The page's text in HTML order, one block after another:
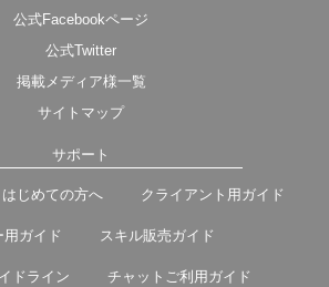
公式Facebookページ
公式Twitter
掲載メディア様一覧
サイトマップ
サポート
はじめての方へ クライアント用ガイド
用ガイド スキル販売ガイド
ドライン チャットご利用ガイド